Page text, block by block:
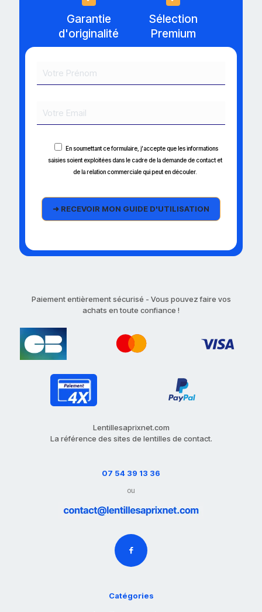
Garantie
d'originalité
Sélection
Premium
En soumettant ce formulaire, j'accepte que les informations
saisies soient exploitées dans le cadre de la demande de contact et
de la relation commerciale qui peut en découler.
Paiement entièrement sécurisé - Vous pouvez faire vos
achats en toute confiance !
Lentillesaprixnet.com
La référence des sites de lentilles de contact.
07 54 39 13 36
ou
Catégories